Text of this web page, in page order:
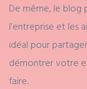
De même, le blog
l’entreprise et les
idéal pour
démontrer votre
faire.